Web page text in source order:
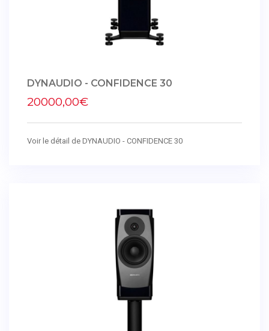
DYNAUDIO - CONFIDENCE 30
20000,00€
Voir le détail de DYNAUDIO - CONFIDENCE 30